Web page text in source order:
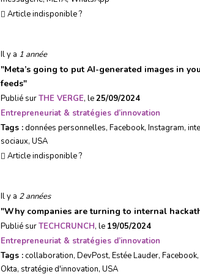
Article indisponible ?
Il y a 1 année
"Meta’s going to put AI-generated images in
feeds"
Publié surTHE VERGE, le25/09/2024
Entrepreneuriat & stratégies d’innovation
Tags :données personnelles, Facebook, Instagram,
sociaux, USA
Article indisponible ?
Il y a 2 années
"Why companies are turning to internal
Publié surTECHCRUNCH, le 19/05/2024
Entrepreneuriat & stratégies d’innovation
Tags :collaboration, DevPost, Estée Lauder, Facebook,
Okta, stratégie d'innovation, USA